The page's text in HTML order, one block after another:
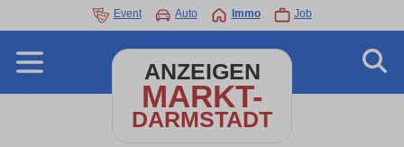
Event Auto Immo Job
ANZEIGEN
MARKT-
DARMSTADT